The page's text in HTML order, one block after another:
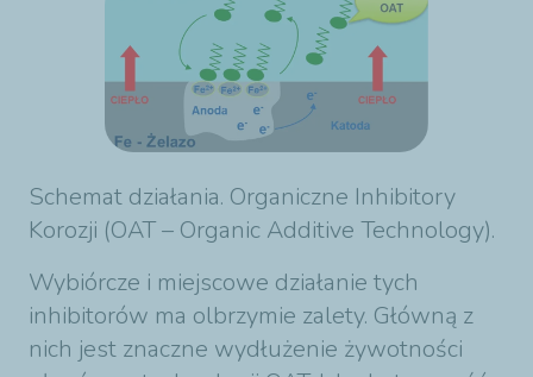
Schemat działania. Organiczne Inhibitory
Korozji (OAT – Organic Additive Technology).
Wybiórcze i miejscowe działanie tych
inhibitorów ma olbrzymie zalety. Główną z
nich jest znaczne wydłużenie żywotności